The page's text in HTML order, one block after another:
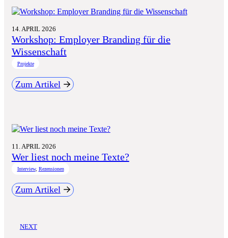
sagt
Stimme?
14. APRIL 2026
Workshop: Employer Branding für die
Wissenschaft
Projekte
Zum Artikel
:
für
Wissenschaft
11. APRIL 2026
Wer liest noch meine Texte?
Interview, Rezensionen
Zum Artikel
:
noch
meine Texte?
NEXT